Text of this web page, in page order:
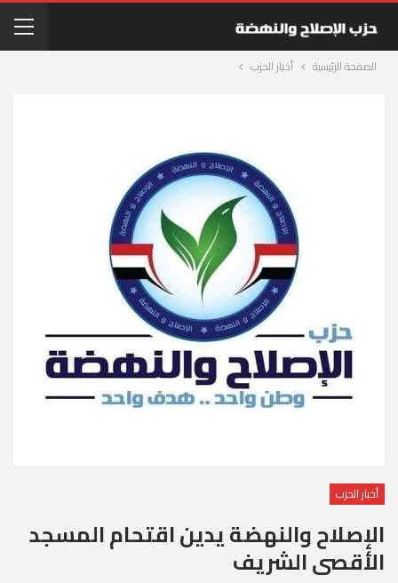
الصفحة الرئيسية أخبار الحزب
أخبار الحزب
الإصلاح والنهضة يدين اقتحام المسجد
الأقصى الشريف